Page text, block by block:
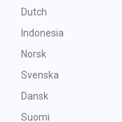
Dutch
Indonesia
Norsk
Svenska
Dansk
Suomi